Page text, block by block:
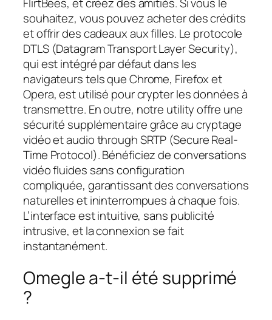
FlirtBees, et créez des amitiés. Si vous le
souhaitez, vous pouvez acheter des crédits
et offrir des cadeaux aux filles. Le protocole
DTLS (Datagram Transport Layer Security),
qui est intégré par défaut dans les
navigateurs tels que Chrome, Firefox et
Opera, est utilisé pour crypter les données à
transmettre. En outre, notre utility offre une
sécurité supplémentaire grâce au cryptage
vidéo et audio through SRTP (Secure Real-
Time Protocol). Bénéficiez de conversations
vidéo fluides sans configuration
compliquée, garantissant des conversations
naturelles et ininterrompues à chaque fois.
L’interface est intuitive, sans publicité
intrusive, et la connexion se fait
instantanément.
Omegle a-t-il été supprimé
?